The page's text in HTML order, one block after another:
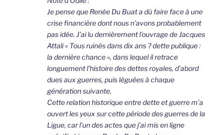
Je pense que Renée Du Buat a dû faire face à une
crise financière dont nous n’avons probablement
pas idée. J’ai lu dernièrement l’ouvrage de Jacques
Attali « Tous ruinés dans dix ans ? dette publique :
la dernière chance », dans lequel il retrace
longuement l’histoire des dettes royales, d’abord
dues aux guerres, puis léguées à chaque
génération suivante.
Cette relation historique entre dette et guerre m’a
ouvert les yeux sur cette période des guerres de la
Ligue, car l’un des actes que j’ai mis en ligne